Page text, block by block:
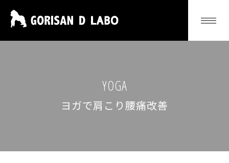
YOGA
ヨガで肩こり腰痛改善